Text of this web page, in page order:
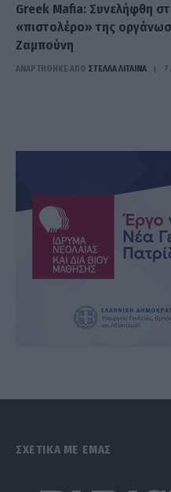
Greek Mafia: Συνελήφθη
«πιστολέρο» της
Ζαμπούνη
ΑΝΑΡΤΗΘΗΚΕ ΑΠΟ ΣΤΈΛΛΑ ΛΊΤΑΙΝΑ 7
ΣΧΕΤΙΚΑ ΜΕ ΕΜΑΣ